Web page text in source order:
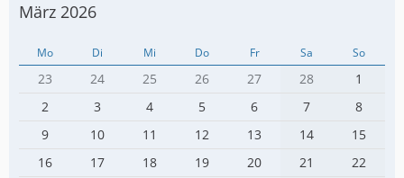
März 2026
Mo Di Mi Do Fr Sa So
23 24 25 26 27 28
1
2
3 4 5 6 7
8
9
10 11 12 13 14
15
16
17 18 19 20 21
22